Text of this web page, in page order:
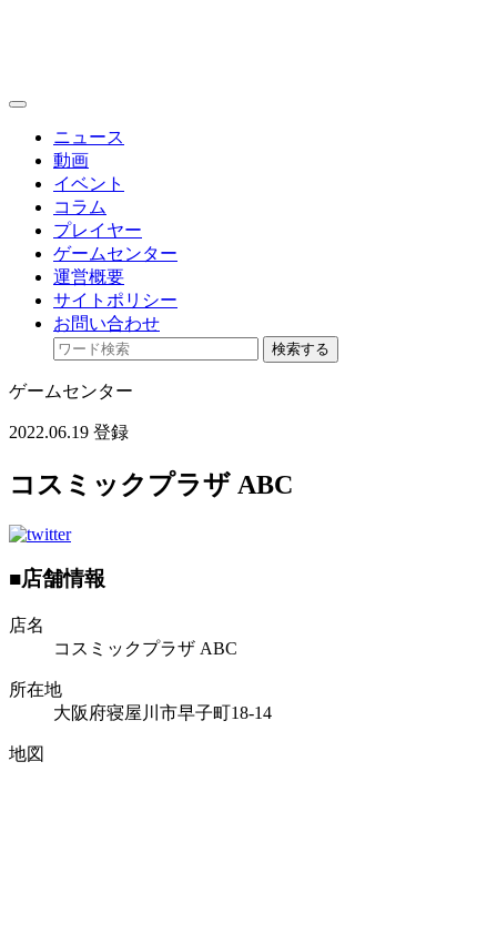
toggle
ニュース
動画
イベント
コラム
プレイヤー
ゲームセンター
運営概要
サイトポリシー
お問い合わせ
検索する
ゲームセンター
2022.06.19 登録
コスミックプラザ ABC
■店舗情報
店名
コスミックプラザ ABC
所在地
大阪府寝屋川市早子町18-14
地図